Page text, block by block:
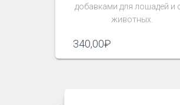
добавками для лошадей и
животных.
340,00₽